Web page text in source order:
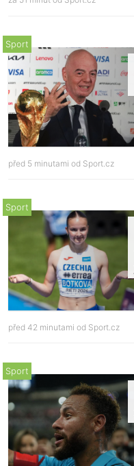
Sport
před 5 minutami od Sport.cz
Sport
před 42 minutami od Sport.cz
Sport